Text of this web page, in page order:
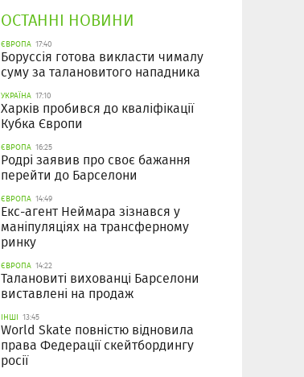
ОСТАННІ НОВИНИ
ЄВРОПА 17:40
Боруссія готова викласти чималу
суму за талановитого нападника
УКРАЇНА 17:10
Харків пробився до кваліфікації
Кубка Європи
ЄВРОПА 16:25
Родрі заявив про своє бажання
перейти до Барселони
ЄВРОПА 14:49
Екс-агент Неймара зізнався у
маніпуляціях на трансферному
ринку
ЄВРОПА 14:22
Талановиті вихованці Барселони
виставлені на продаж
ІНШІ 13:45
World Skate повністю відновила
права Федерації скейтбордингу
росії